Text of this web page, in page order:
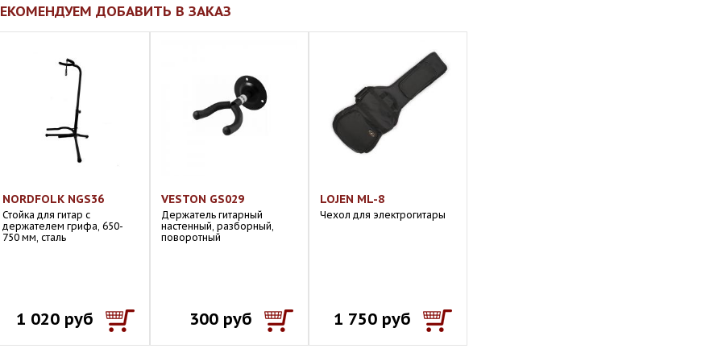
ДОБАВИТЬ В ЗАКАЗ
NORDFOLK NGS36
Стойка для гитар с
держателем грифа, 650-
750 мм, сталь
1 020 руб
VESTON GS029
Держатель гитарный
настенный, разборный,
поворотный
300 руб
LOJEN ML-8
Чехол для электрогитары
1 750 руб